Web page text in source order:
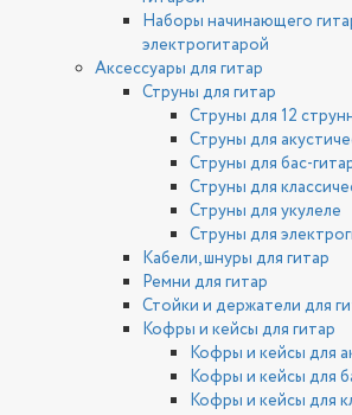
Наборы начинающего
электрогитарой
Аксессуары для гитар
Струны для гитар
Струны для 12
Струны для
Струны для бас-
Струны для
Струны для укулеле
Струны для
Кабели, шнуры для гитар
Ремни для гитар
Стойки и держатели для
Кофры и кейсы для гитар
Кофры и кейсы для
Кофры и кейсы для
Кофры и кейсы для